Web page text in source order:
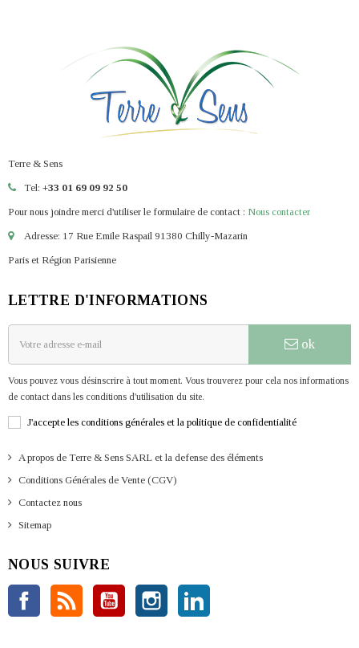
Terre & Sens
Tel: +33 01 69 09 92 50
Pour nous joindre merci d'utiliser le formulaire de contact : Nous contacter
Adresse: 17 Rue Emile Raspail 91380 Chilly-Mazarin
Paris et Région Parisienne
LETTRE D'INFORMATIONS
ok
Vous pouvez vous désinscrire à tout moment. Vous trouverez pour cela nos informations
de contact dans les conditions d'utilisation du site.
J'accepte les conditions générales et la politique de confidentialité
A propos de Terre & Sens SARL et la defense des éléments
Conditions Générales de Vente (CGV)
Contactez nous
Sitemap
NOUS SUIVRE
Facebook YouTube Instagram